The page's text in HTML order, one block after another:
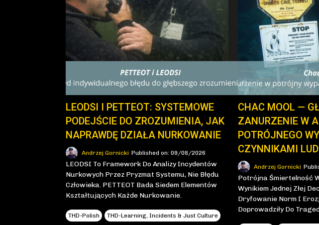
LEODSI I PETTEOT: SYSTEMOWE
PODEJŚCIE DO ZROZUMIENIA, JAK
NAPRAWDĘ DZIAŁA NURKOWANIE
Andrzej Gornicki Published on: 09/08/2026
LEODSI To Framework Do Analizy Incydentów
Nurkowych Przez Pryzmat Systemu, Nie Błędu
Człowieka. PETTEOT Bada Siedem Elementów
Kształtujących Każde Nurkowanie.
THD-Polish THD-Learning, Incidents & Just Culture
CHAC MOOL —
ZANURZENIE W
POTRÓJNEGO
CZYNNIKAMI
Andrzej Gornicki
Potrójna Śmiertelność
Wynikiem Jednej Złej
Dryfowanie Norm I
Doprowadziły Do